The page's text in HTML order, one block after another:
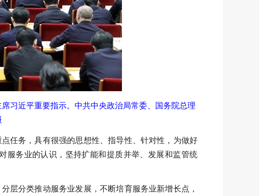
习近平重要指示。中共中央政治局常委、国务院总理
任务，具有很强的思想性、指导性、针对性，为做好
服务业的认识，坚持扩能和提质并举、发展和监管统
层分类推动服务业发展，不断培育服务业新增长点，